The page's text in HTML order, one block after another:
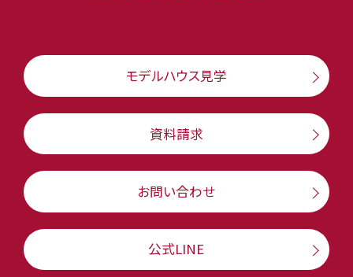
モデルハウス見学
資料請求
お問い合わせ
公式LINE